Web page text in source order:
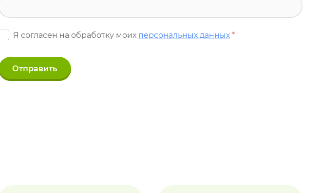
Я согласен на обработку моих персональных данных *
Отправить